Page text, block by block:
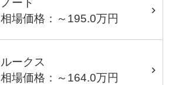
相場価格：～195.0万円
ルークス
相場価格：～164.0万円